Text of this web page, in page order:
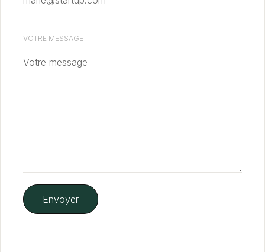
VOTRE MESSAGE